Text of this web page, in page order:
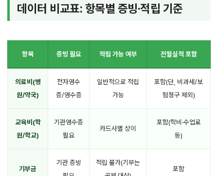
데이터 비교표: 항목별 증빙·적립 기준
항목 증빙 필요 적립 가능 여부 전월실적 포함
의료비(병
원/약국)
전자영수
증/영수증
일반적으로 적립
가능
포함(단, 비과세/보
험청구 제외)
교육비(학
원/학교)
기관영수증
필요
카드사별 상이
포함(학비·수업료
등)
기부금
기관 증빙
적립 불가(기부는
포함